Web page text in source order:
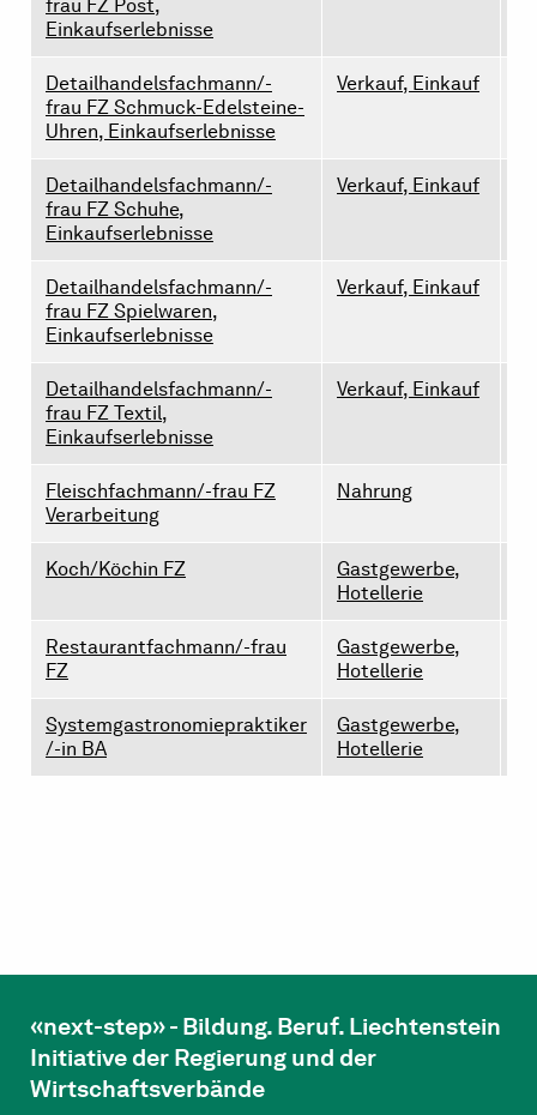
frau FZ Post,
Einkaufserlebnisse
Detailhandelsfachmann/-
frau FZ Schmuck-Edelsteine-
Uhren, Einkaufserlebnisse
Verkauf, Einkauf
Detailhandelsfachmann/-
frau FZ Schuhe,
Einkaufserlebnisse
Verkauf, Einkauf
Detailhandelsfachmann/-
frau FZ Spielwaren,
Einkaufserlebnisse
Verkauf, Einkauf
Detailhandelsfachmann/-
frau FZ Textil,
Einkaufserlebnisse
Verkauf, Einkauf
Fleischfachmann/-frau FZ
Verarbeitung
Nahrung
Koch/Köchin FZ
Gastgewerbe,
Hotellerie
Restaurantfachmann/-frau
FZ
Gastgewerbe,
Hotellerie
Systemgastronomiepraktiker
/-in BA
Gastgewerbe,
Hotellerie
«next-step» - Bildung. Beruf. Liechtenstein
Initiative der Regierung und der
Wirtschaftsverbände